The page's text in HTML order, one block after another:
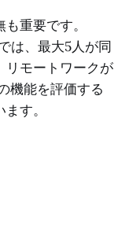
重要です。
は、最大5人が同
リモートワークが
機能を評価する
す。